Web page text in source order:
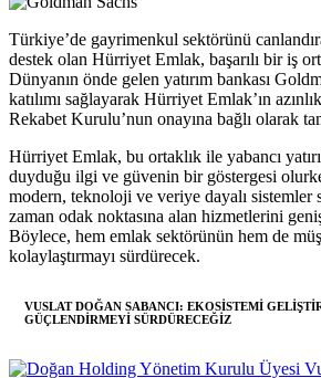
Türkiye’de gayrimenkul sektörünü
destek olan Hürriyet Emlak, başarılı bir iş
Dünyanın önde gelen yatırım bankası
katılımı sağlayarak Hürriyet Emlak’ın
Rekabet Kurulu’nun onayına bağlı olarak
Hürriyet Emlak, bu ortaklık ile yabancı
duyduğu ilgi ve güvenin bir göstergesi
modern, teknoloji ve veriye dayalı sistemler
zaman odak noktasına alan hizmetlerini
Böylece, hem emlak sektörünün hem de
kolaylaştırmayı sürdürecek.
VUSLAT DOĞAN SABANCI: EKOSİSTEMİ
GÜÇLENDİRMEYİ SÜRDÜRECEĞİZ